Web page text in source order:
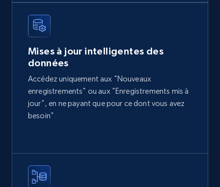
2.1K+
Amazon products global dataset
Title, Seller name, Brand, Description, Initial
price, Currency, Availability, Reviews count, and
more.
2.1K+
Mises à jour intelligentes des
données
Accédez uniquement aux "Nouveaux
enregistrements" ou aux "Enregistrements mis à
jour", en ne payant que pour ce dont vous avez
besoin"